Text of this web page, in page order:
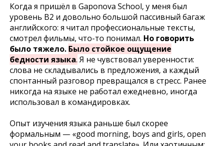
Когда я пришёл в Gaponova School, у меня был
уровень B2 и довольно большой пассивный багаж
английского: я читал профессиональные тексты,
смотрел фильмы, что-то понимал. Но говорить
было тяжело. Было стойкое ощущение
бедности языка. Я не чувствовал уверенности:
слова не складывались в предложения, а каждый
спонтанный разговор превращался в стресс. Ранее
никогда на языке не работал ежедневно, иногда
использовал в командировках.
Опыт изучения языка раньше был скорее
формальным — «good morning, boys and girls, open